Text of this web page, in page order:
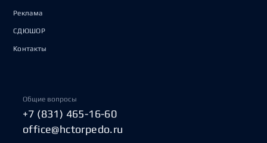
Реклама
СДЮШОР
Контакты
Общие вопросы
+7 (831) 465-16-60
office@hctorpedo.ru